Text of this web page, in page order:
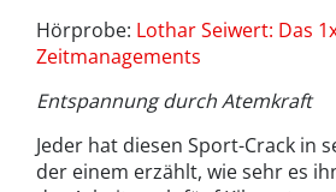
Hörprobe: Lothar Seiwert: Das
Zeitmanagements
Entspannung durch Atemkraft
Jeder hat diesen Sport-Crack in
der einem erzählt, wie sehr es